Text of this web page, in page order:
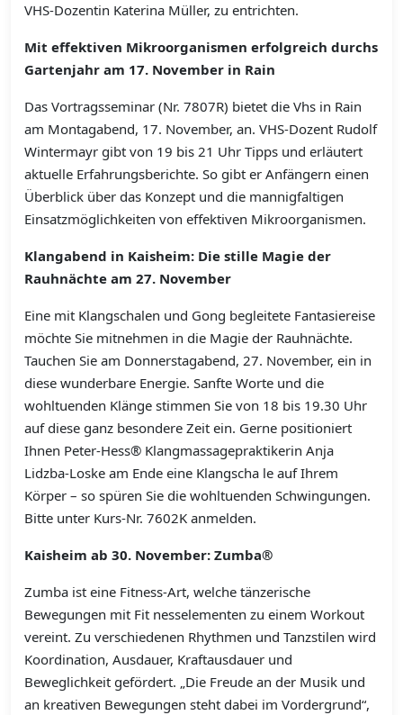
VHS-Dozentin Katerina Müller, zu entrichten.
Mit effektiven Mikroorganismen erfolgreich durchs
Gartenjahr am 17. November in Rain
Das Vortragsseminar (Nr. 7807R) bietet die Vhs in Rain
am Montagabend, 17. November, an. VHS-Dozent Rudolf
Wintermayr gibt von 19 bis 21 Uhr Tipps und erläutert
aktuelle Erfahrungsberichte. So gibt er Anfängern einen
Überblick über das Konzept und die mannigfaltigen
Einsatzmöglichkeiten von effektiven Mikroorganismen.
Klangabend in Kaisheim: Die stille Magie der
Rauhnächte am 27. November
Eine mit Klangschalen und Gong begleitete Fantasiereise
möchte Sie mitnehmen in die Magie der Rauhnächte.
Tauchen Sie am Donnerstagabend, 27. November, ein in
diese wunderbare Energie. Sanfte Worte und die
wohltuenden Klänge stimmen Sie von 18 bis 19.30 Uhr
auf diese ganz besondere Zeit ein. Gerne positioniert
Ihnen Peter-Hess® Klangmassagepraktikerin Anja
Lidzba-Loske am Ende eine Klangscha le auf Ihrem
Körper – so spüren Sie die wohltuenden Schwingungen.
Bitte unter Kurs-Nr. 7602K anmelden.
Kaisheim ab 30. November: Zumba®
Zumba ist eine Fitness-Art, welche tänzerische
Bewegungen mit Fit nesselementen zu einem Workout
vereint. Zu verschiedenen Rhythmen und Tanzstilen wird
Koordination, Ausdauer, Kraftausdauer und
Beweglichkeit gefördert. „Die Freude an der Musik und
an kreativen Bewegungen steht dabei im Vordergrund“,